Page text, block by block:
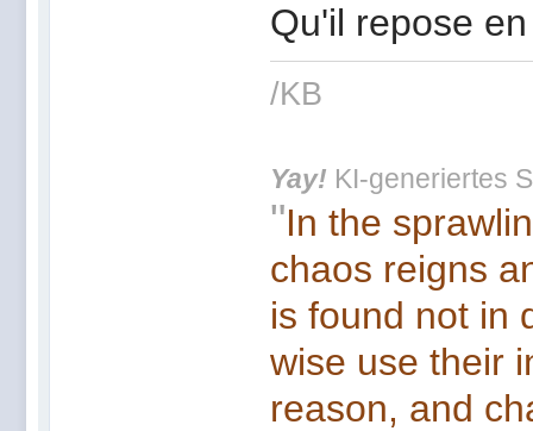
Qu'il repose
/KB
Yay! KI-generiertes
"In the
chaos reigns
is found not in
wise use their
reason, and